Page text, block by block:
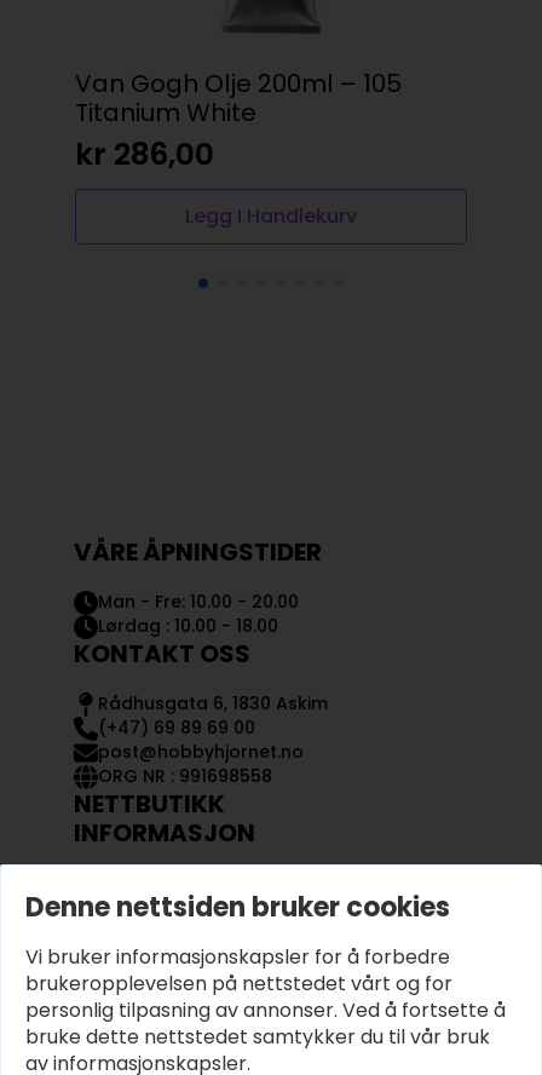
Van Gogh Olje 200ml – 105
Titanium White
kr 286,00
Legg I Handlekurv
VÅRE ÅPNINGSTIDER
Man - Fre: 10.00 - 20.00
Lørdag : 10.00 - 18.00
KONTAKT OSS
Rådhusgata 6, 1830 Askim
(+47) 69 89 69 00
post@hobbyhjornet.no
ORG NR : 991698558
NETTBUTIKK
INFORMASJON
OM OSS
KJØPSVILKÅR OG BETINGELSER
PERSONVERN
Denne nettsiden bruker cookies
Vi bruker informasjonskapsler for å forbedre
brukeropplevelsen på nettstedet vårt og for
personlig tilpasning av annonser. Ved å fortsette å
bruke dette nettstedet samtykker du til vår bruk
av informasjonskapsler.